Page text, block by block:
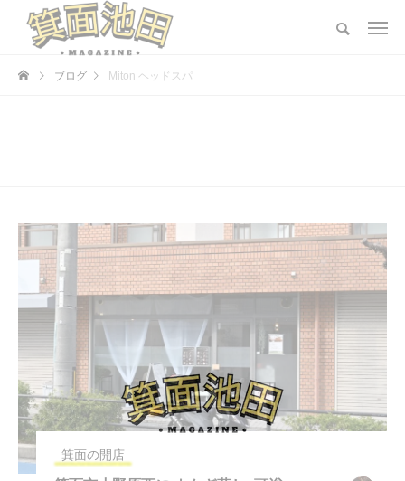
ブログ Miton ヘッドスパ
箕面の開店